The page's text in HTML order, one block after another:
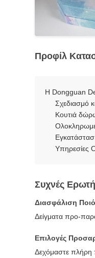
Προφίλ
Η Dongguan
Σχεδιασμό
Κουτιά
Υπηρεσίες
Συχνές
Διασφάλιση
Δείγματα προ-
Επιλογές
Δεχόμαστε πλήρη